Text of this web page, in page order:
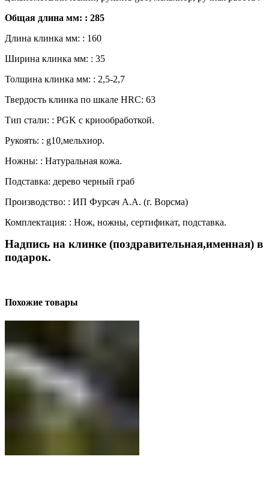
Общая длина мм: : 285
Длина клинка мм: : 160
Ширина клинка мм: : 35
Толщина клинка мм: : 2,5-2,7
Твердость клинка по шкале HRC: 63
Тип стали: : PGK с криообработкой.
Рукоять: : g10,мельхиор.
Ножны: : Натуральная кожа.
Подставка: дерево черный граб
Производство: : ИП Фурсач А.А. (г. Ворсма)
Комплектация: : Нож, ножны, сертификат, подставка.
Надпись на клинке (поздравительная,именная) в
подарок.
Похожие товары